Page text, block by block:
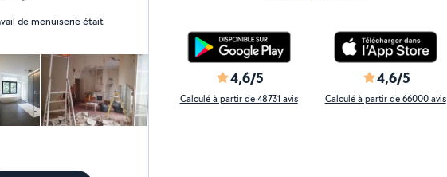
de menuiserie était
4,6/5
Calculé à partir de 48731 avis
4,6/5
Calculé à partir de 66000 avis